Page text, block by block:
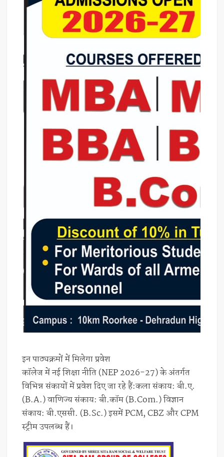
इन पाठ्यक्रमों में मिलेगा प्रवेश
कॉलेज में नई शिक्षा नीति (NEP 2026-27) के अंतर्गत
विभिन्न संकायों में प्रवेश दिए जा रहे हैं:कला संकाय: बी.ए.
(B.A.) वाणिज्य संकाय: बी.कॉम (B.Com.) विज्ञान
संकाय: बी.एससी. (B.Sc.) इसमें PCM, CBZ और CPM
स्ट्रीम उपलब्ध हैं।